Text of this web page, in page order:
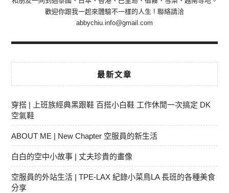
歡迎你跟我一起來體驗不一樣的人生 ! 聯絡請洽
abbychiu.info@gmail.com
最新文章
穿搭 | 上班族經典黑跟鞋 百搭小白鞋 工作休閒一次搞定 DK
空氣鞋
ABOUT ME | New Chapter 空服員的新生活
白白的空中小故事 | 丈夫珍貴的畫像
空服員的外站生活 | TPE-LAX 紀錄小菜鳥LA 長班的各種美食
分享